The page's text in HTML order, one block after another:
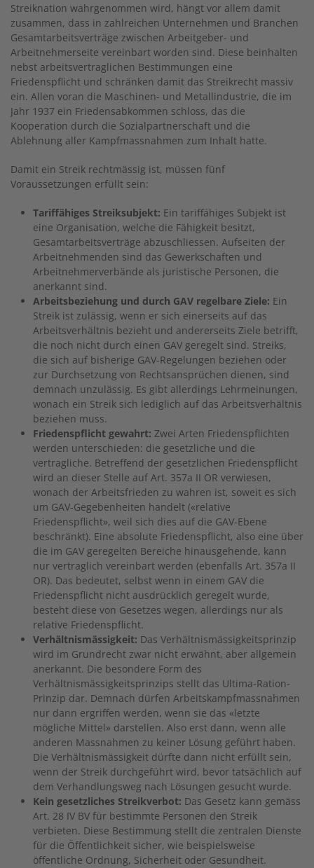
Streiknation wahrgenommen wird, hängt vor allem damit
zusammen, dass in zahlreichen Unternehmen und Branchen
Gesamtarbeitsverträge zwischen Arbeitgeber- und
Arbeitnehmerseite vereinbart worden sind. Diese beinhalten
nebst arbeitsvertraglichen Bestimmungen eine
Friedenspflicht und schränken damit das Streikrecht massiv
ein. Allen voran die Maschinen- und Metallindustrie, die im
Jahr 1937 ein ­Friedensabkommen schloss, das die
Kooperation durch die ­Sozialpartnerschaft und die
Ablehnung aller Kampfmassnahmen zum Inhalt hatte.
Damit ein Streik rechtmässig ist, müssen fünf
Voraussetzungen erfüllt sein:
Tariffähiges Streiksubjekt: Ein tariffähiges Subjekt ist
eine Organisation, welche die Fähigkeit besitzt,
Gesamtarbeitsverträge abzuschliessen. Aufseiten der
Arbeitnehmenden sind das Gewerkschaften und
Arbeitnehmerverbände als juristische Personen, die
anerkannt sind.
Arbeitsbeziehung und durch GAV regelbare Ziele: Ein
Streik ist zulässig, wenn er sich einerseits auf das
Arbeitsverhältnis bezieht und andererseits Ziele betrifft,
die noch nicht durch einen GAV geregelt sind. Streiks,
die sich auf bisherige GAV-Regelungen beziehen oder
zur Durchsetzung von Rechtsansprüchen dienen, sind
demnach unzulässig. Es gibt allerdings Lehrmeinungen,
wonach ein Streik sich lediglich auf das Arbeitsverhältnis
beziehen muss.
Friedenspflicht gewahrt: Zwei Arten Friedenspflichten
werden unterschieden: die gesetzliche und die
vertragliche. Betreffend der gesetzlichen Friedenspflicht
wird an dieser Stelle auf Art. 357a II OR verwiesen,
wonach der Arbeitsfrieden zu wahren ist, soweit es sich
um GAV-Gegebenheiten handelt («relative
Friedenspflicht», weil sich dies auf die GAV-Ebene
beschränkt). Eine absolute Friedenspflicht, also eine über
die im GAV geregelten Bereiche hinausgehende, kann
nur vertraglich vereinbart werden (ebenfalls Art. 357a II
OR). Das bedeutet, selbst wenn in einem GAV die
Friedenspflicht nicht ausdrücklich geregelt wurde,
besteht diese von Gesetzes wegen, allerdings nur als
relative Friedenspflicht.
Verhältnismässigkeit: Das Verhältnismässigkeitsprinzip
wird im Grundrecht zwar nicht erwähnt, aber allgemein
anerkannt. Die besondere Form des
Verhältnismässigkeitsprinzips stellt das Ultima-Ration-
Prinzip dar. Demnach dürfen Arbeitskampfmassnahmen
nur dann ergriffen werden, wenn sie das «letzte
mögliche Mittel» darstellen. Also erst dann, wenn alle
anderen Massnahmen zu keiner Lösung geführt haben.
Die Verhältnismässigkeit dürfte dann nicht erfüllt sein,
wenn der Streik durchgeführt wird, bevor tatsächlich auf
dem Verhandlungsweg nach Lösungen gesucht wurde.
Kein gesetzliches Streikverbot: Das Gesetz kann gemäss
Art. 28 IV BV für bestimmte Personen den Streik
verbieten. Diese Bestimmung stellt die zentralen Dienste
für die Öffentlichkeit sicher, wie beispielsweise
öffentliche Ordnung, Sicherheit oder Gesundheit.